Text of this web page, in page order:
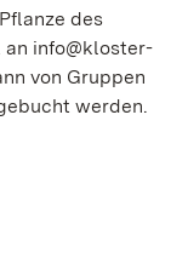
des
an info@kloster-
von Gruppen
werden.